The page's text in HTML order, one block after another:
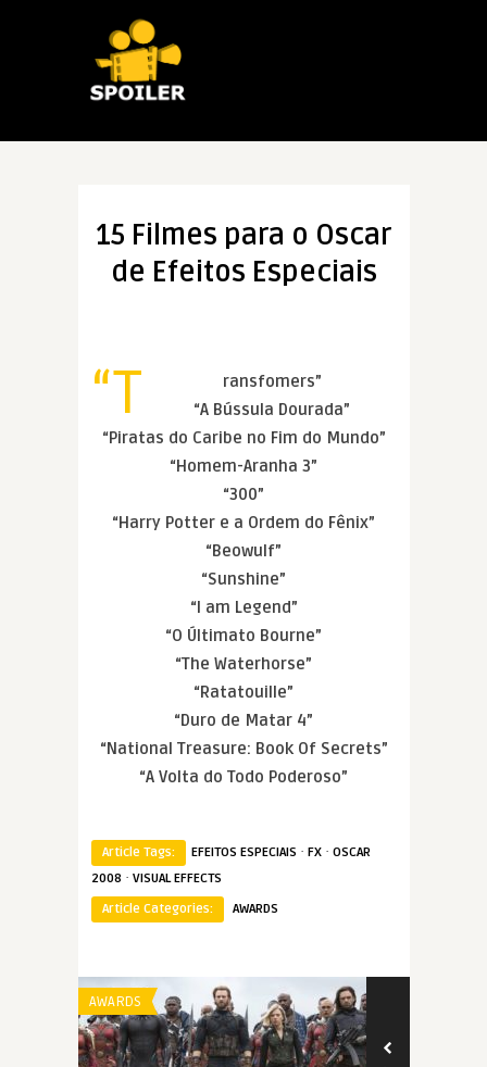
15 Filmes para o Oscar
de Efeitos Especiais
“T
ransfomers”
“A Bússula Dourada”
“Piratas do Caribe no Fim do Mundo”
“Homem-Aranha 3”
“300”
“Harry Potter e a Ordem do Fênix”
“Beowulf”
“Sunshine”
“I am Legend”
“O Últimato Bourne”
“The Waterhorse”
“Ratatouille”
“Duro de Matar 4”
“National Treasure: Book Of Secrets”
“A Volta do Todo Poderoso”
Article Tags: EFEITOS ESPECIAIS · FX · OSCAR
2008 · VISUAL EFFECTS
Article Categories:
AWARDS
AWARDS